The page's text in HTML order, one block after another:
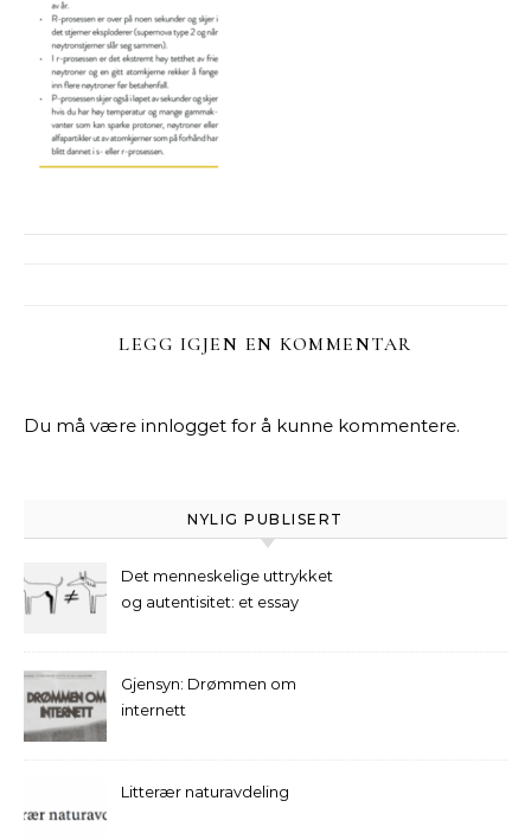
LEGG IGJEN EN KOMMENTAR
Du må være innlogget for å kunne kommentere.
NYLIG PUBLISERT
Det menneskelige uttrykket
og autentisitet: et essay
Gjensyn: Drømmen om
internett
Litterær naturavdeling